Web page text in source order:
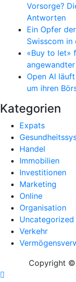
Vorsorge?
Antworten
Ein Opfer
Swisscom
«Buy to let»
Open AI
um ihren
Kategorien
Expats
Handel
Immobilien
Investitionen
Marketing
Online
Organisation
Uncategorized
Verkehr
Copyright ©